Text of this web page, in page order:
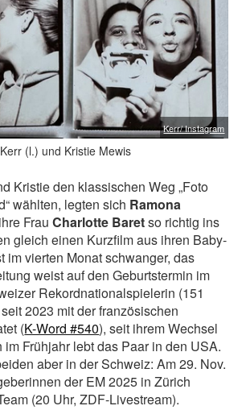
Kerr/ Instagram
(l.) und Kristie Mewis
Kristie den klassischen Weg „Foto
wählten, legten sich Ramona
FrauCharlotte Baretso richtig ins
gleich einen Kurzfilm aus ihren Baby-
im vierten Monat schwanger, das
weist auf den Geburtstermin im
Rekordnationalspielerin (151
2023 mit der französischen
(K-Word #540), seit ihrem Wechsel
Frühjahr lebt das Paar in den USA.
aber in der Schweiz: Am 29. Nov.
der EM 2025 in Zürich
(20 Uhr, ZDF-Livestream).